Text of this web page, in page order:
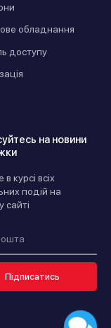
обладнання
доступу
на новини
в курсі всіх
подій на
сайті
Підписатись